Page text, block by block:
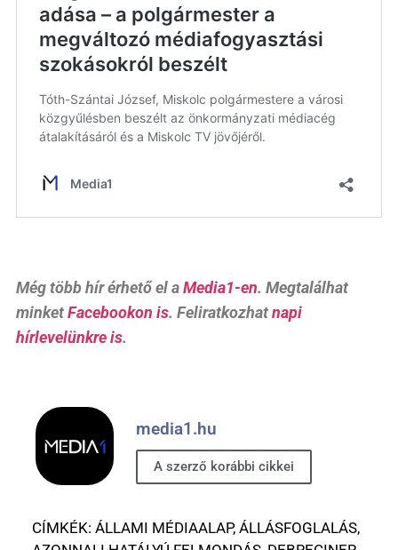
Még több hír érhető el aMedia1-en. Megtalálhat
minketFacebookon is. Feliratkozhatnapi
hírlevelünkre is.
media1.hu
A szerző korábbi cikkei
CÍMKÉK: ÁLLAMI MÉDIAALAP, ÁLLÁSFOGLALÁS,